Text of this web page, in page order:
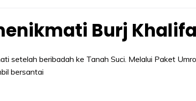
Burj Khalifa
setelah beribadah ke Tanah Suci. Melalui Paket
bersantai